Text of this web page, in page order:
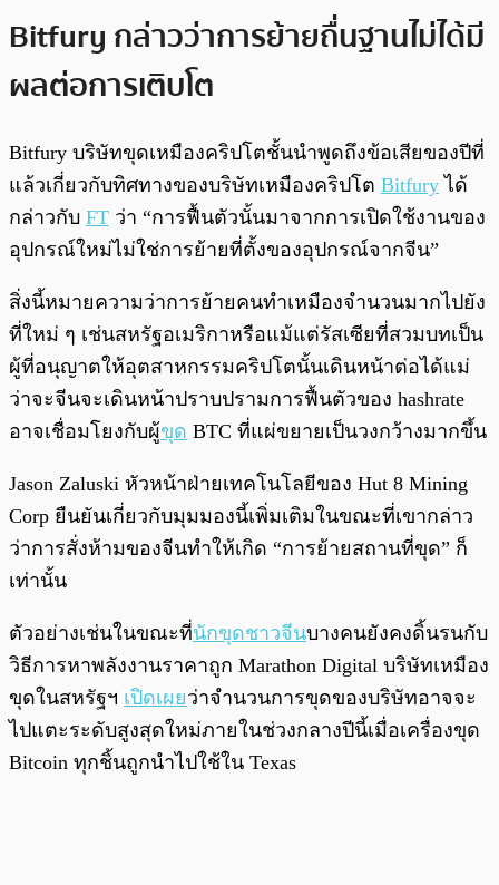
Bitfury กล่าวว่าการย้ายถื่นฐานไม่ได้มี
ผลต่อการเติบโต
Bitfury บริษัทขุดเหมืองคริปโตชั้นนำพูดถึงข้อเสียของปีที่
แล้วเกี่ยวกับทิศทางของบริษัทเหมืองคริปโต Bitfury ได้
กล่าวกับ FT ว่า “การฟื้นตัวนั้นมาจากการเปิดใช้งานของ
อุปกรณ์ใหม่ไม่ใช่การย้ายที่ตั้งของอุปกรณ์จากจีน”
สิ่งนี้หมายความว่าการย้ายคนทำเหมืองจำนวนมากไปยัง
ที่ใหม่ ๆ เช่นสหรัฐอเมริกาหรือแม้แต่รัสเซียที่สวมบทเป็น
ผู้ที่อนุญาตให้อุตสาหกรรมคริปโตนั้นเดินหน้าต่อได้แม่
ว่าจะจีนจะเดินหน้าปราบปรามการฟื้นตัวของ hashrate
อาจเชื่อมโยงกับผู้ขุด BTC ที่แผ่ขยายเป็นวงกว้างมากขึ้น
Jason Zaluski หัวหน้าฝ่ายเทคโนโลยีของ Hut 8 Mining
Corp ยืนยันเกี่ยวกับมุมมองนี้เพิ่มเติมในขณะที่เขากล่าว
ว่าการสั่งห้ามของจีนทำให้เกิด “การย้ายสถานที่ขุด” ก็
เท่านั้น
ตัวอย่างเช่นในขณะที่นักขุดชาวจีนบางคนยังคงดิ้นรนกับ
วิธีการหาพลังงานราคาถูก Marathon Digital บริษัทเหมือง
ขุดในสหรัฐฯ เปิดเผยว่าจำนวนการขุดของบริษัทอาจจะ
ไปแตะระดับสูงสุดใหม่ภายในช่วงกลางปีนี้เมื่อเครื่องขุด
Bitcoin ทุกชิ้นถูกนำไปใช้ใน Texas